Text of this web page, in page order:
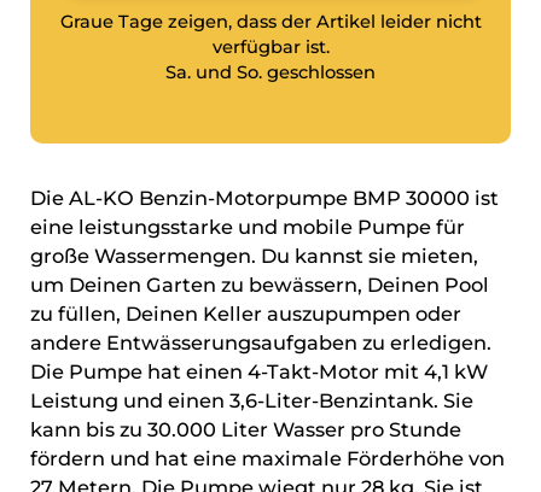
Graue Tage zeigen, dass der Artikel leider nicht
verfügbar ist.
Sa. und So. geschlossen
Die AL-KO Benzin-Motorpumpe BMP 30000 ist
eine leistungsstarke und mobile Pumpe für
große Wassermengen. Du kannst sie mieten,
um Deinen Garten zu bewässern, Deinen Pool
zu füllen, Deinen Keller auszupumpen oder
andere Entwässerungsaufgaben zu erledigen.
Die Pumpe hat einen 4-Takt-Motor mit 4,1 kW
Leistung und einen 3,6-Liter-Benzintank. Sie
kann bis zu 30.000 Liter Wasser pro Stunde
fördern und hat eine maximale Förderhöhe von
27 Metern. Die Pumpe wiegt nur 28 kg. Sie ist